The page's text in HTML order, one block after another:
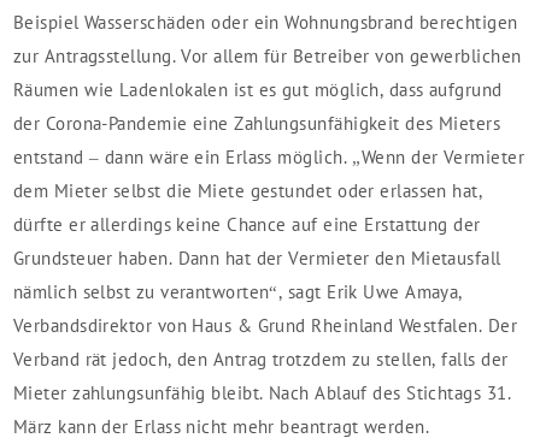
Beispiel Wasserschäden oder ein Wohnungsbrand berechtigen
zur Antragsstellung. Vor allem für Betreiber von gewerblichen
Räumen wie Ladenlokalen ist es gut möglich, dass aufgrund
der Corona-Pandemie eine Zahlungsunfähigkeit des Mieters
entstand – dann wäre ein Erlass möglich. „Wenn der Vermieter
dem Mieter selbst die Miete gestundet oder erlassen hat,
dürfte er allerdings keine Chance auf eine Erstattung der
Grundsteuer haben. Dann hat der Vermieter den Mietausfall
nämlich selbst zu verantworten“, sagt Erik Uwe Amaya,
Verbandsdirektor von Haus & Grund Rheinland Westfalen. Der
Verband rät jedoch, den Antrag trotzdem zu stellen, falls der
Mieter zahlungsunfähig bleibt. Nach Ablauf des Stichtags 31.
März kann der Erlass nicht mehr beantragt werden.